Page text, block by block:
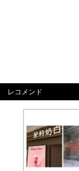
レコメンド